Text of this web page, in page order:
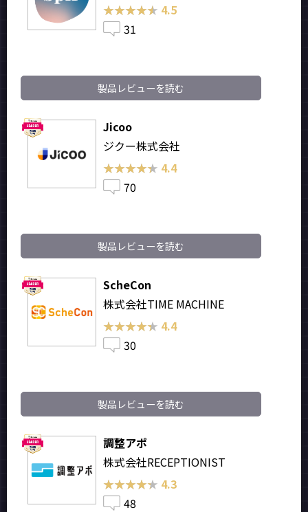
★★★★★
★★★★★ 4.5
31
製品レビューを読む
Jicoo
ジクー株式会社
★★★★★
★★★★★ 4.4
70
製品レビューを読む
ScheCon
株式会社TIME MACHINE
★★★★★
★★★★★ 4.4
30
製品レビューを読む
調整アポ
株式会社RECEPTIONIST
★★★★★
★★★★★ 4.3
48